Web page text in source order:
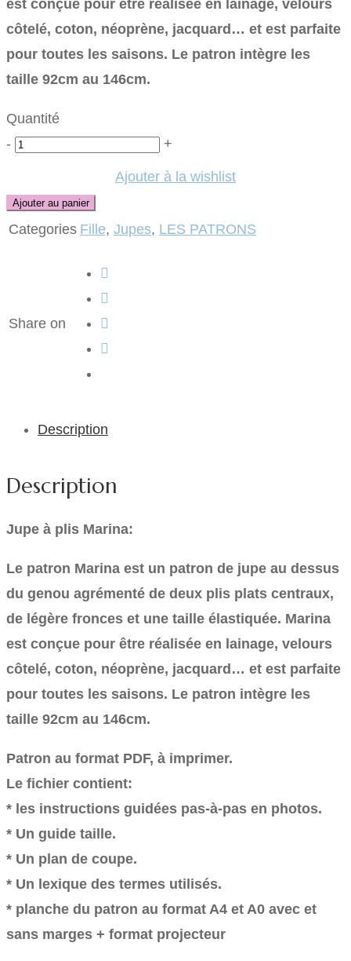
est conçue pour être réalisée en lainage, velours
côtelé, coton, néoprène, jacquard… et est parfaite
pour toutes les saisons. Le patron intègre les
taille 92cm au 146cm.
Quantité
- Quantité +
Ajouter à la wishlist
Ajouter au panier
Categories Fille, Jupes, LES PATRONS
Share on
Description
Description
Jupe à plis Marina:
Le patron Marina est un patron de jupe au dessus
du genou agrémenté de deux plis plats centraux,
de légère fronces et une taille élastiquée. Marina
est conçue pour être réalisée en lainage, velours
côtelé, coton, néoprène, jacquard… et est parfaite
pour toutes les saisons. Le patron intègre les
taille 92cm au 146cm.
Patron au format PDF, à imprimer.
Le fichier contient:
* les instructions guidées pas-à-pas en photos.
* Un guide taille.
* Un plan de coupe.
* Un lexique des termes utilisés.
* planche du patron au format A4 et A0 avec et
sans marges + format projecteur